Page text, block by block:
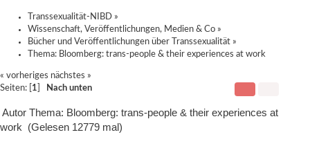
Transsexualität-NIBD »
Wissenschaft, Veröffentlichungen, Medien & Co »
Bücher und Veröffentlichungen über Transsexualität »
Thema: Bloomberg: trans-people & their experiences at work
« vorheriges nächstes »
Seiten: [ 1 Nach unten
Autor Thema: Bloomberg: trans-people & their experiences at
work (Gelesen 12779 mal)